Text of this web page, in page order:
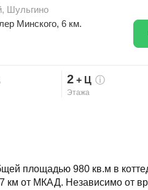
, Шульгино
Минского, 6 км.
2+ Ц ⓘ
Этажа
площадью 980 кв.м в
км от МКАД. Независимо от